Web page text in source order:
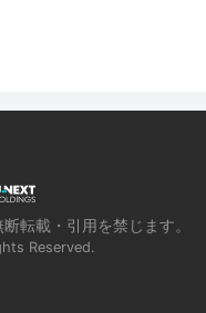
転載・引用を禁じます。
Reserved.